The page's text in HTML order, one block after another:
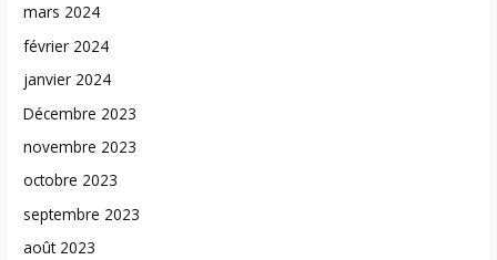
mars 2024
février 2024
janvier 2024
Décembre 2023
novembre 2023
octobre 2023
septembre 2023
août 2023